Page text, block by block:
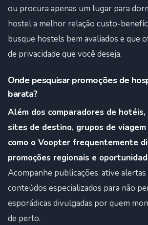
ou procura apenas um lugar para
hostel a melhor relação custo-
busque hostels bem avaliados e que
de privacidade que você deseja.
Onde pesquisar promoções de
barata?
Além dos comparadores de
sites de destino, grupos de
como o Voopter frequentemente
promoções regionais e
Acompanhe publicações, ative
conteúdos especializados para não
esporádicas divulgadas por quem
de perto.